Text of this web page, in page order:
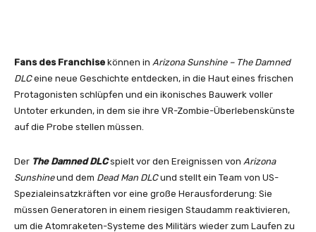
Fans des Franchise können in Arizona Sunshine – The Damned
DLCeine neue Geschichte entdecken, in die Haut eines frischen
Protagonisten schlüpfen und ein ikonisches Bauwerk voller
Untoter erkunden, in dem sie ihre VR-Zombie-Überlebenskünste
auf die Probe stellen müssen.
Der The Damned DLCspielt vor den Ereignissen von Arizona
Sunshineund dem Dead Man DLCund stellt ein Team von US-
Spezialeinsatzkräften vor eine große Herausforderung: Sie
müssen Generatoren in einem riesigen Staudamm reaktivieren,
um die Atomraketen-Systeme des Militärs wieder zum Laufen zu